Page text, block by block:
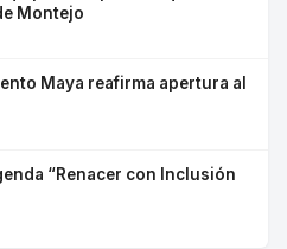
Montejo
Maya reafirma apertura al
“Renacer con Inclusión